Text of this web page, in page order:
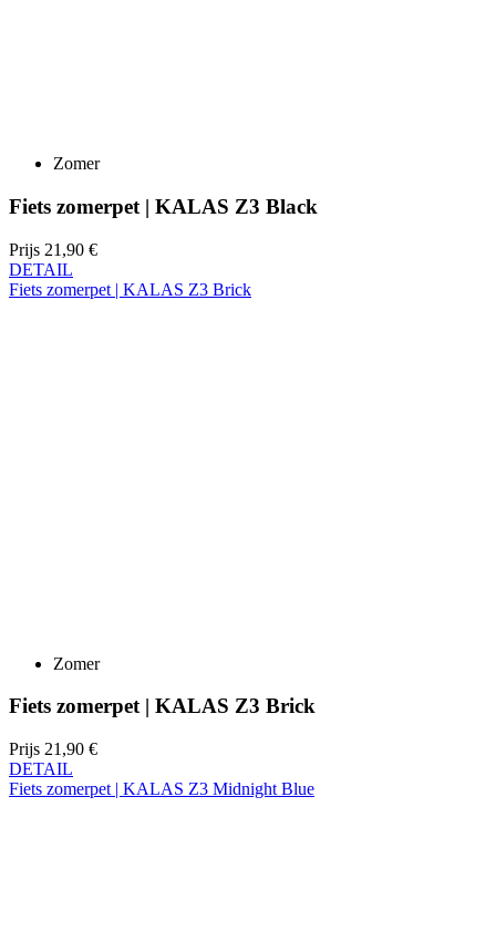
Zomer
Fiets zomerpet | KALAS Z3 Black
Prijs 21,90 €
DETAIL
Fiets zomerpet | KALAS Z3 Brick
Zomer
Fiets zomerpet | KALAS Z3 Brick
Prijs 21,90 €
DETAIL
Fiets zomerpet | KALAS Z3 Midnight Blue